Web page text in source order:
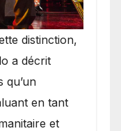
distinction,
a décrit
qu’un
en tant
et